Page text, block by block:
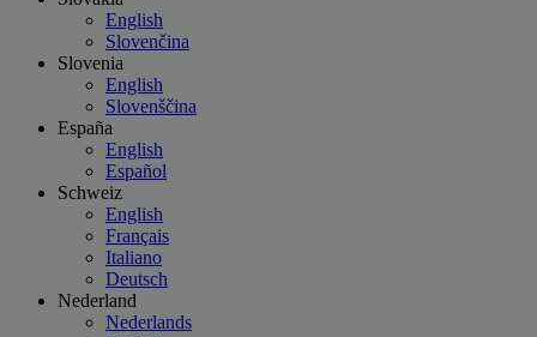
English
Slovenčina
Slovenia
English
Slovenščina
España
English
Español
Schweiz
English
Français
Italiano
Deutsch
Nederland
Nederlands